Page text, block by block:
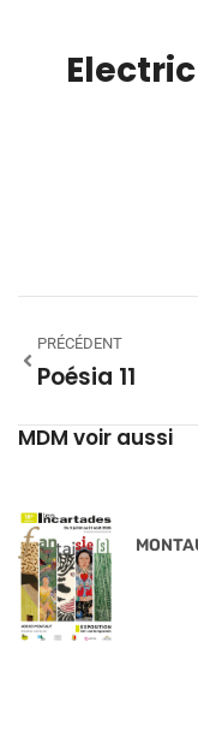
PRÉCÉDENT
Poésia 11
MDM voir aussi